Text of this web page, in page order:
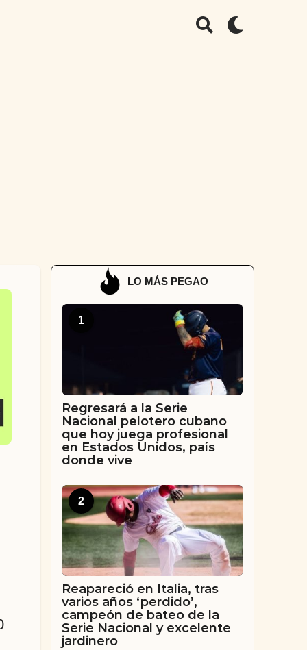
LO MÁS PEGAO
1
Regresará a la Serie
Nacional pelotero cubano
que hoy juega profesional
en Estados Unidos, país
donde vive
2
Reapareció en Italia, tras
varios años ‘perdido’,
campeón de bateo de la
Serie Nacional y excelente
jardinero